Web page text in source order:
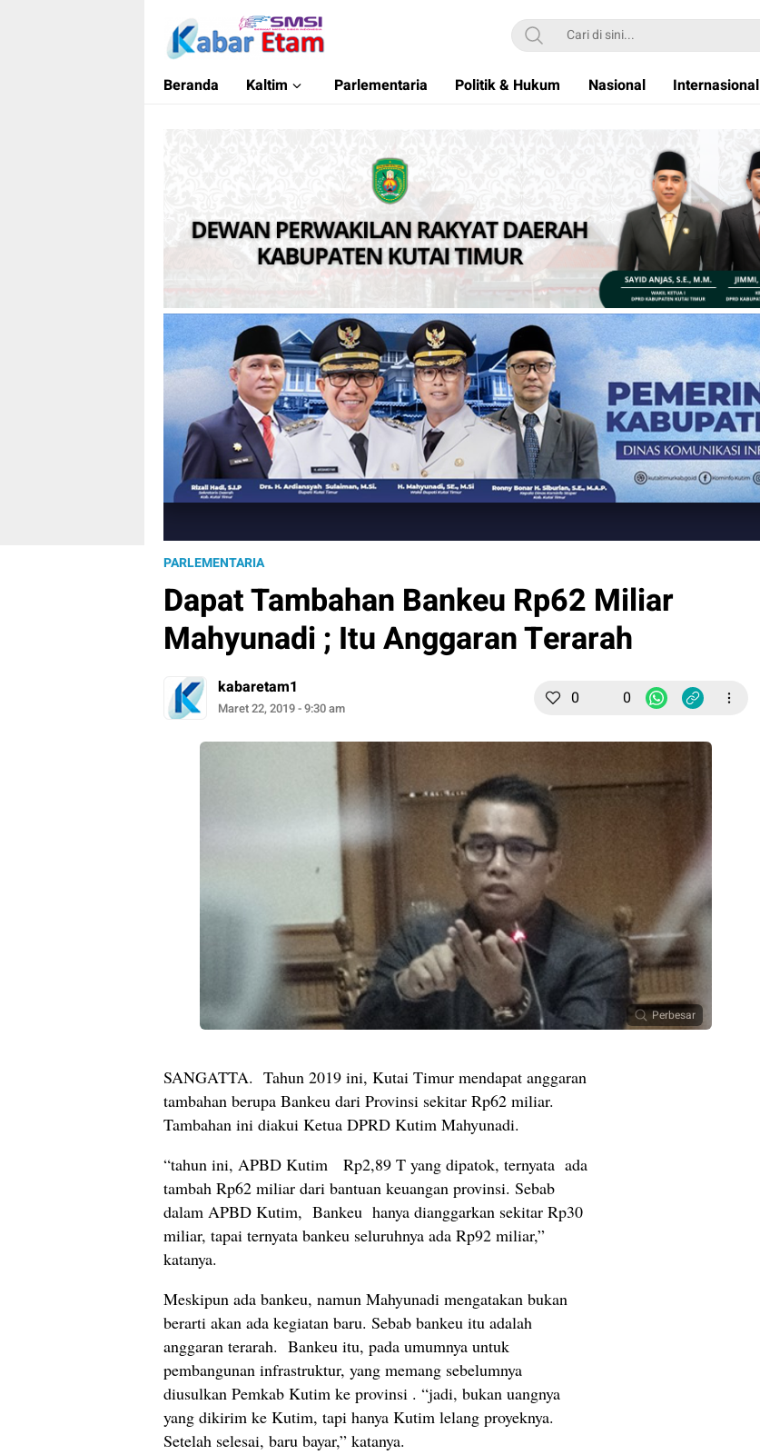
Kabar Etam
Akurat dan Terpercaya
Beranda Kaltim Parlementaria Politik & Hukum Nasional Internasional
PARLEMENTARIA
Dapat Tambahan Bankeu Rp62 Miliar
Mahyunadi ; Itu Anggaran Terarah
kabaretam1
Maret 22, 2019 - 9:30 am 0 0
Perbesar
SANGATTA. Tahun 2019 ini, Kutai Timur mendapat anggaran
tambahan berupa Bankeu dari Provinsi sekitar Rp62 miliar.
Tambahan ini diakui Ketua DPRD Kutim Mahyunadi.
“tahun ini, APBD Kutim Rp2,89 T yang dipatok, ternyata ada
tambah Rp62 miliar dari bantuan keuangan provinsi. Sebab
dalam APBD Kutim, Bankeu hanya dianggarkan sekitar Rp30
miliar, tapai ternyata bankeu seluruhnya ada Rp92 miliar,”
katanya.
Meskipun ada bankeu, namun Mahyunadi mengatakan bukan
berarti akan ada kegiatan baru. Sebab bankeu itu adalah
anggaran terarah. Bankeu itu, pada umumnya untuk
pembangunan infrastruktur, yang memang sebelumnya
diusulkan Pemkab Kutim ke provinsi . “jadi, bukan uangnya
yang dikirim ke Kutim, tapi hanya Kutim lelang proyeknya.
Setelah selesai, baru bayar,” katanya.